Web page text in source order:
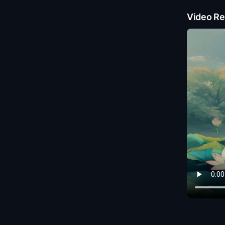
Video